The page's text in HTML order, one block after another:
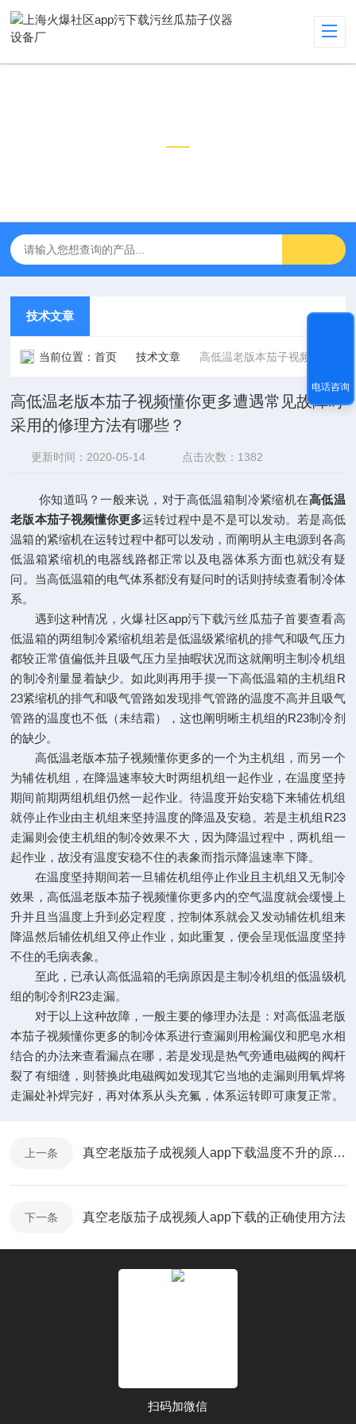
技术文章
当前位置：首页 技术文章 高低温老版本茄子视频懂你更多遭遇常见故障时采用的修理方法有哪些？
高低温老版本茄子视频懂你更多遭遇常见故障时
采用的修理方法有哪些？
更新时间：2020-05-14 点击次数：1382
你知道吗？一般来说，对于高低温箱制冷紧缩机在高低温
老版本茄子视频懂你更多运转过程中是不是可以发动。若是高低
温箱的紧缩机在运转过程中都可以发动，而阐明从主电源到各高
低温箱紧缩机的电器线路都正常以及电器体系方面也就没有疑
问。当高低温箱的电气体系都没有疑问时的话则持续查看制冷体
系。
遇到这种情况，火爆社区app污下载污丝瓜茄子首要查看高
低温箱的两组制冷紧缩机组若是低温级紧缩机的排气和吸气压力
都较正常值偏低并且吸气压力呈抽暇状况而这就阐明主制冷机组
的制冷剂量显着缺少。如此则再用手摸一下高低温箱的主机组R
23紧缩机的排气和吸气管路如发现排气管路的温度不高并且吸气
管路的温度也不低（未结霜），这也阐明晰主机组的R23制冷剂
的缺少。
高低温老版本茄子视频懂你更多的一个为主机组，而另一个
为辅佐机组，在降温速率较大时两组机组一起作业，在温度坚持
期间前期两组机组仍然一起作业。待温度开始安稳下来辅佐机组
就停止作业由主机组来坚持温度的降温及安稳。若是主机组R23
走漏则会使主机组的制冷效果不大，因为降温过程中，两机组一
起作业，故没有温度安稳不住的表象而指示降温速率下降。
在温度坚持期间若一旦辅佐机组停止作业且主机组又无制冷
效果，高低温老版本茄子视频懂你更多内的空气温度就会缓慢上
升并且当温度上升到必定程度，控制体系就会又发动辅佐机组来
降温然后辅佐机组又停止作业，如此重复，便会呈现低温度坚持
不住的毛病表象。
至此，已承认高低温箱的毛病原因是主制冷机组的低温级机
组的制冷剂R23走漏。
对于以上这种故障，一般主要的修理办法是：对高低温老版
本茄子视频懂你更多的制冷体系进行查漏则用检漏仪和肥皂水相
结合的办法来查看漏点在哪，若是发现是热气旁通电磁阀的阀杆
裂了有细缝，则替换此电磁阀如发现其它当地的走漏则用氧焊将
走漏处补焊完好，再对体系从头充氟，体系运转即可康复正常。
上一条 真空老版茄子成视频人app下载温度不升的原因有哪些?
下一条 真空老版茄子成视频人app下载的正确使用方法
扫码加微信
电话咨询